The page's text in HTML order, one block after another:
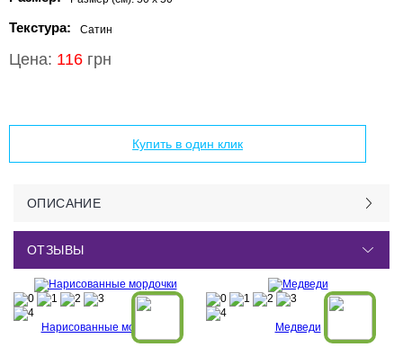
Текстура: Сатин
Цена: 116 грн
Купить в один клик
ОПИСАНИЕ
ОТЗЫВЫ
Нарисованные мордочки Медведи